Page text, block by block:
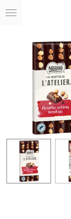
Skip
content